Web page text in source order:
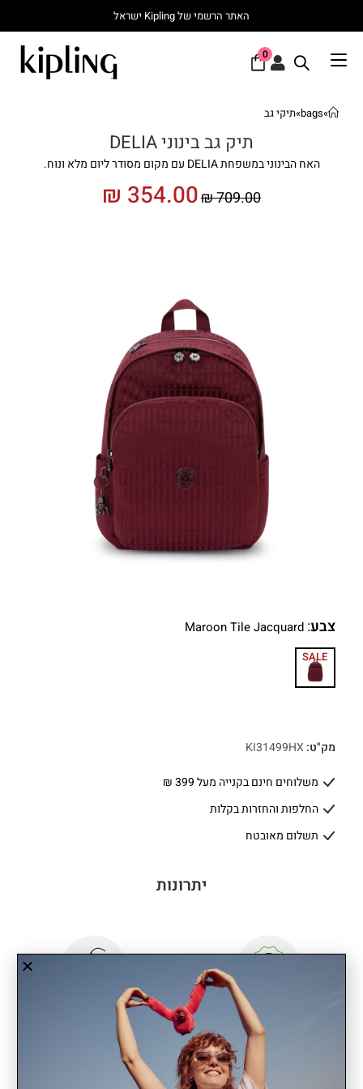
האתר הרשמי של Kipling ישראל
0
»
bags
»תיקי גב
תיק גב בינוני DELIA
האח הבינוני במשפחת DELIA עם מקום מסודר ליום מלא ונוח.
₪709.00
₪ 354.00
צבע:
Maroon Tile Jacquard
SALE
מק"ט:KI31499HX
משלוחים חינם בקנייה מעל 399 ₪
החלפות והחזרות בקלות
תשלום מאובטח
יתרונות
שנתיים אחריות קל משקל
DELIA הוא תיק גב שמצליח לשלב בין סדר פנימי לאופי יומיומי נינוח. תא